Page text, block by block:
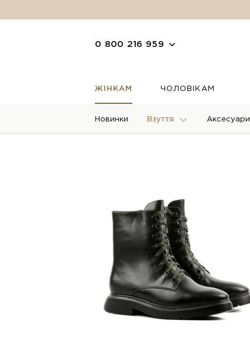
0 800 216 959
ЖІНКАМ ЧОЛОВІКАМ
Новинки Взуття Аксесуари